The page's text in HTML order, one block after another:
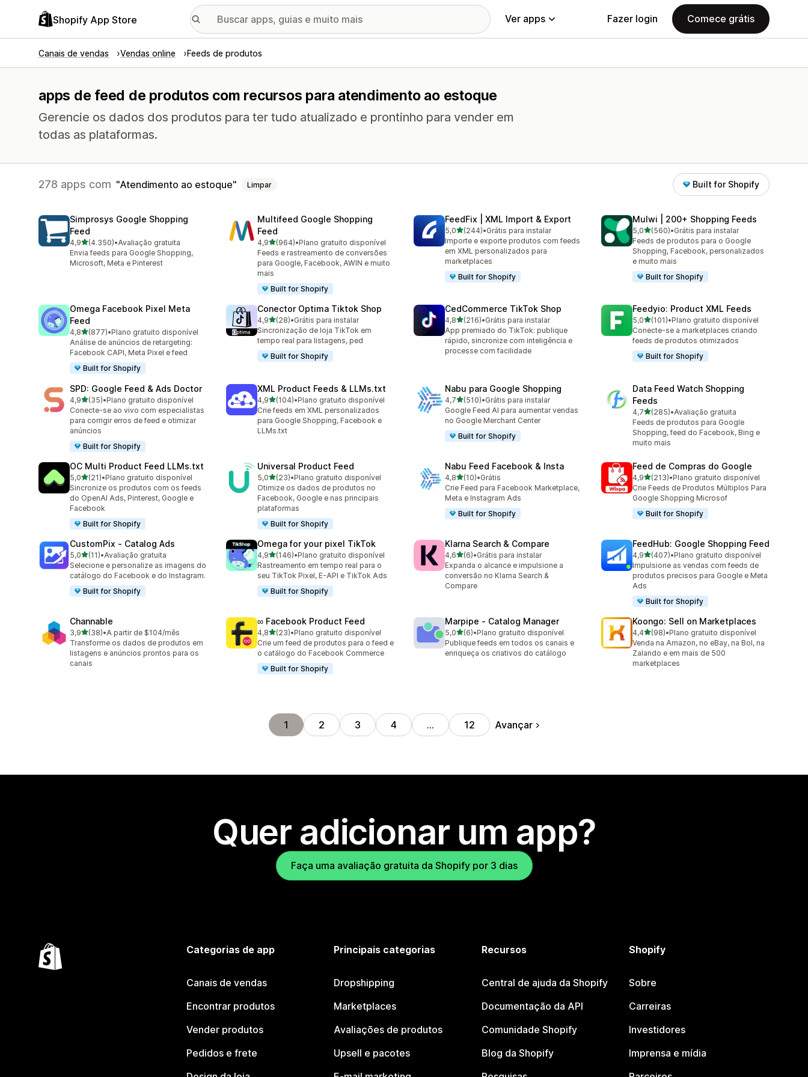
Shopify App Store Ver apps Fazer login Comece grátis
Canais de vendas Vendas online Feeds de produtos
apps de feed de produtos com recursos para atendimento ao estoque
Gerencie os dados dos produtos para ter tudo atualizado e prontinho para vender em
todas as plataformas.
278 apps com Atendimento ao estoque Limpar Built for Shopify
Simprosys Google Shopping
Feed
4,9de 5 estrelas
(4.350)
4350 avaliações ao todo
•Avaliação gratuita
Envia feeds para Google Shopping,
Microsoft, Meta e Pinterest
Multifeed Google Shopping
Feed
4,9de 5 estrelas
(964)
964 avaliações ao todo
•Plano gratuito disponível
Feeds e rastreamento de conversões
para Google, Facebook, AWIN e muito
mais
Built for Shopify
FeedFix | XML Import & Export
5,0de 5 estrelas
(244)
244 avaliações ao todo
•Grátis para instalar
Importe e exporte produtos com feeds
em XML personalizados para
marketplaces
Built for Shopify
Mulwi | 200+ Shopping Feeds
5,0de 5 estrelas
(560)
560 avaliações ao todo
•Grátis para instalar
Feeds de produtos para o Google
Shopping, Facebook, personalizados
e muito mais
Built for Shopify
Omega Facebook Pixel Meta
Feed
4,8de 5 estrelas
(877)
877 avaliações ao todo
•Plano gratuito disponível
Análise de anúncios de retargeting:
Facebook CAPI, Meta Pixel e feed
Built for Shopify
Conector Optima Tiktok Shop
4,9de 5 estrelas
(28)
28 avaliações ao todo
•Grátis para instalar
Sincronização de loja TikTok em
tempo real para listagens, ped
Built for Shopify
CedCommerce TikTok Shop
4,8de 5 estrelas
(216)
216 avaliações ao todo
•Grátis para instalar
App premiado do TikTok: publique
rápido, sincronize com inteligência e
processe com facilidade
Feedyio: Product XML Feeds
5,0de 5 estrelas
(101)
101 avaliações ao todo
•Plano gratuito disponível
Conecte-se a marketplaces criando
feeds de produtos otimizados
Built for Shopify
SPD: Google Feed & Ads Doctor
4,9de 5 estrelas
(35)
35 avaliações ao todo
•Plano gratuito disponível
Conecte-se ao vivo com especialistas
para corrigir erros de feed e otimizar
anúncios
Built for Shopify
XML Product Feeds & LLMs.txt
4,9de 5 estrelas
(104)
104 avaliações ao todo
•Plano gratuito disponível
Crie feeds em XML personalizados
para Google Shopping, Facebook e
LLMs.txt
Nabu para Google Shopping
4,7de 5 estrelas
(510)
510 avaliações ao todo
•Grátis para instalar
Google Feed AI para aumentar vendas
no Google Merchant Center
Built for Shopify
Data Feed Watch Shopping
Feeds
4,7de 5 estrelas
(285)
285 avaliações ao todo
•Avaliação gratuita
Feeds de produtos para Google
Shopping, feed do Facebook, Bing e
muito mais
OC Multi Product Feed LLMs.txt
5,0de 5 estrelas
(21)
21 avaliações ao todo
•Plano gratuito disponível
Sincronize os produtos com os feeds
do OpenAI Ads, Pinterest, Google e
Facebook
Built for Shopify
Universal Product Feed
5,0de 5 estrelas
(23)
23 avaliações ao todo
•Plano gratuito disponível
Otimize os dados de produtos no
Facebook, Google e nas principais
plataformas
Built for Shopify
Nabu Feed Facebook & Insta
4,8de 5 estrelas
(10)
10 avaliações ao todo
•Grátis
Crie Feed para Facebook Marketplace,
Meta e Instagram Ads
Built for Shopify
Feed de Compras do Google
4,9de 5 estrelas
(213)
213 avaliações ao todo
•Plano gratuito disponível
Crie Feeds de Produtos Múltiplos Para
Google Shopping Microsof
Built for Shopify
CustomPix ‑ Catalog Ads
5,0de 5 estrelas
(11)
11 avaliações ao todo
•Avaliação gratuita
Selecione e personalize as imagens do
catálogo do Facebook e do Instagram.
Built for Shopify
Omega for your pixel TikTok
4,9de 5 estrelas
(146)
146 avaliações ao todo
•Plano gratuito disponível
Rastreamento em tempo real para o
seu TikTok Pixel, E-API e TikTok Ads
Built for Shopify
Klarna Search & Compare
4,6de 5 estrelas
(6)
6 avaliações ao todo
•Grátis para instalar
Expanda o alcance e impulsione a
conversão no Klarna Search &
Compare
FeedHub: Google Shopping Feed
4,9de 5 estrelas
(407)
407 avaliações ao todo
•Plano gratuito disponível
Impulsione as vendas com feeds de
produtos precisos para Google e Meta
Ads
Built for Shopify
Channable
3,9de 5 estrelas
(38)
38 avaliações ao todo
•A partir de $104/mês
Transforme os dados de produtos em
listagens e anúncios prontos para os
canais
∞ Facebook Product Feed
4,8de 5 estrelas
(23)
23 avaliações ao todo
•Plano gratuito disponível
Crie um feed de produtos para o feed e
o catálogo do Facebook Commerce
Built for Shopify
Marpipe ‑ Catalog Manager
5,0de 5 estrelas
(6)
6 avaliações ao todo
•Plano gratuito disponível
Publique feeds em todos os canais e
enriqueça os criativos do catálogo
Koongo: Sell on Marketplaces
4,4de 5 estrelas
(98)
98 avaliações ao todo
•Plano gratuito disponível
Venda na Amazon, no eBay, na Bol, na
Zalando e em mais de 500
marketplaces
1 2 3 4 … 12 Avançar
Quer adicionar um app?
Faça uma avaliação gratuita da Shopify por 3 dias
Categorias de app
Canais de vendas
Encontrar produtos
Vender produtos
Pedidos e frete
Principais categorias
Dropshipping
Marketplaces
Avaliações de produtos
Upsell e pacotes
Recursos
Central de ajuda da Shopify
Documentação da API
Comunidade Shopify
Blog da Shopify
Shopify
Sobre
Carreiras
Investidores
Imprensa e mídia